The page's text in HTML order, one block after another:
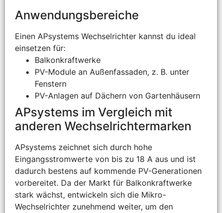
Anwendungsbereiche
Einen APsystems Wechselrichter kannst du ideal
einsetzen für:
Balkonkraftwerke
PV-Module an Außenfassaden, z. B. unter
Fenstern
PV-Anlagen auf Dächern von Gartenhäusern
APsystems im Vergleich mit
anderen Wechselrichtermarken
APsystems zeichnet sich durch hohe
Eingangsstromwerte von bis zu 18 A aus und ist
dadurch bestens auf kommende PV-Generationen
vorbereitet. Da der Markt für Balkonkraftwerke
stark wächst, entwickeln sich die Mikro-
Wechselrichter zunehmend weiter, um den